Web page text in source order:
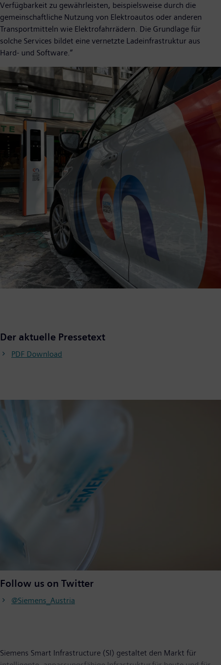
Verfügbarkeit zu gewährleisten, beispielsweise durch die
gemeinschaftliche Nutzung von Elektroautos oder anderen
Transportmitteln wie Elektrofahrrädern. Die Grundlage für
solche Services bildet eine vernetzte Ladeinfrastruktur aus
Hard- und Software.“
Der aktuelle Pressetext
PDF Download
Follow us on Twitter
@Siemens_Austria
Siemens Smart Infrastructure (SI) gestaltet den Markt für